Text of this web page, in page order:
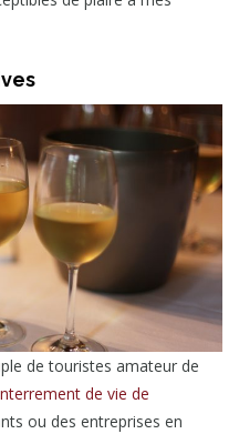
de touristes amateur de
de vie de
ou des entreprises en